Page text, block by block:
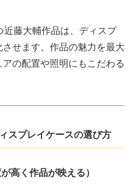
近藤大輔作品は、ディスプ
せます。作品の魅力を最大
の配置や照明にもこだわる
スプレイケースの選び方
高く作品が映える）